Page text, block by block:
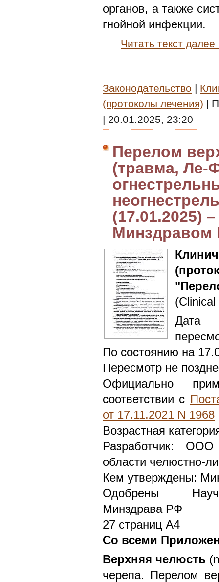
органов, а также
гнойной инфекции.
Читать текст
Законодательство |
(протоколы лечения) |
| 20.01.2025, 23:20
Перелом
(травма, Ле-
(17.01.2025)
Минздравом
Дата
По состоянию на
Пересмотр не
Официально
соответствии с
от 17.11.2021 N 1968
Возрастная
Разработчик:
области челюстно-
Кем утверждены:
Одобрены
Минздрава РФ
27 страниц А4
Со всеми
Верхняя челюсть
черепа. Перелом